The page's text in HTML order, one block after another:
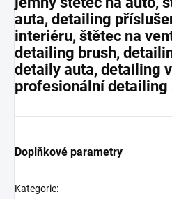
auta, detailing
interiéru, štětec na
detailing brush,
detaily auta, detailing
profesionální detailing
Doplňkové parametry
Kategorie: